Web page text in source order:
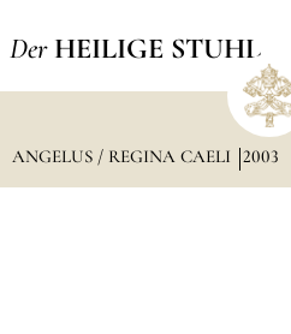
Der HEILIGE STUHL
ANGELUS / REGINA CAELI 2003